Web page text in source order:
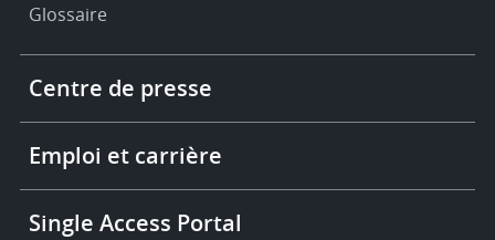
Glossaire
More
links
Centre de presse
Emploi et carrière
Single Access Portal